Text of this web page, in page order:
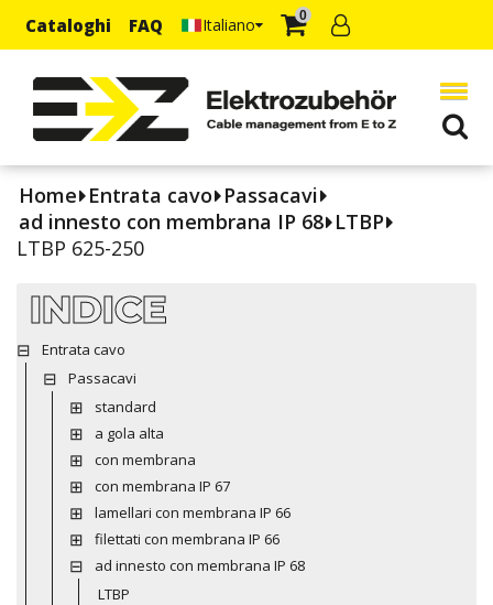
Cataloghi FAQ Italiano 0
Home Entrata cavo Passacavi
ad innesto con membrana IP 68 LTBP
LTBP 625-250
INDICE
Entrata cavo
Passacavi
standard
a gola alta
con membrana
con membrana IP 67
lamellari con membrana IP 66
filettati con membrana IP 66
ad innesto con membrana IP 68
LTBP